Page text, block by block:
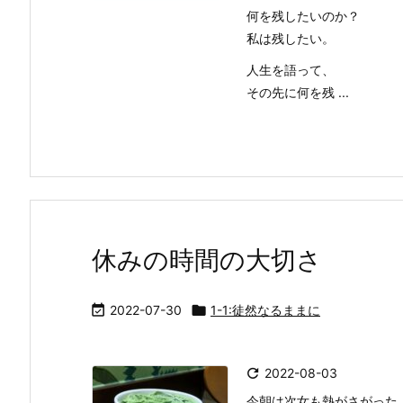
何を残したいのか？
私は残したい。
人生を語って、
その先に何を残 ...
休みの時間の大切さ
 2022-07-30  1-1:徒然なるままに
 2022-08-03